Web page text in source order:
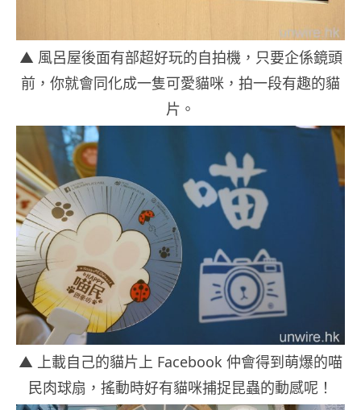
▲ 風呂屋後面有部超好玩的自拍機，只要企係鏡頭
前，你就會同化成一隻可愛貓咪，拍一段有趣的貓
片。
▲ 上載自己的貓片上 Facebook 仲會得到萌爆的喵
民肉球扇，搖動時好有貓咪捕捉昆蟲的動感呢！